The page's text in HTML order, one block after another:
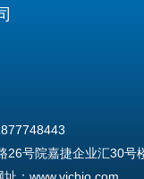
26号院嘉捷企业汇30号